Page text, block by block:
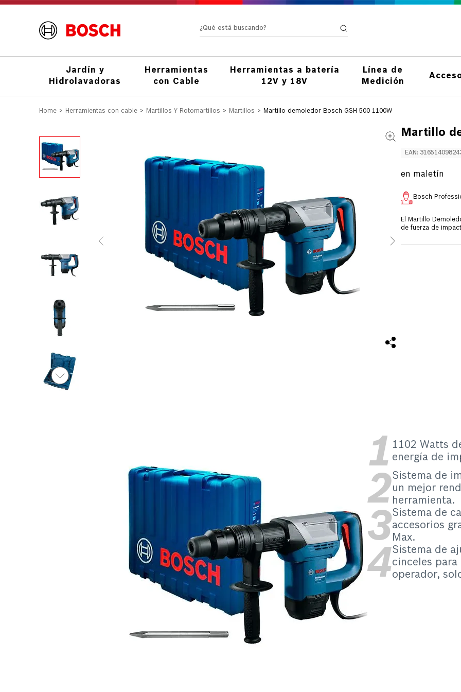
¿Qué está buscando?
Jardín y
Hidrolavadoras
Herramientas
con Cable
Herramientas a batería
12V y 18V
Línea de
Medición
Herramientas con cable Martillos Y Rotomartillos Martillos Martillo demoledor Bosch GSH 500 1100W
Martillo
EAN :
en maletín
Bosch
El Martillo
de fuerza de
cinceles SDS-Max
1102 Watts
energía de
Sistema de
un mejor
herramienta.
Sistema de
accesorios
Max.
Sistema de
cinceles
operador,